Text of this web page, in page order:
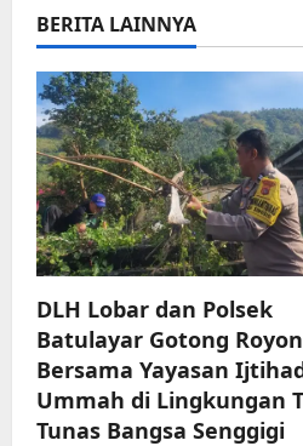
i
g
a
t
i
o
n
BERITA LAINNYA
DLH Lobar dan Polsek
Batulayar Gotong
Bersama Yayasan
Ummah di Lingkungan
Tunas Bangsa Senggigi